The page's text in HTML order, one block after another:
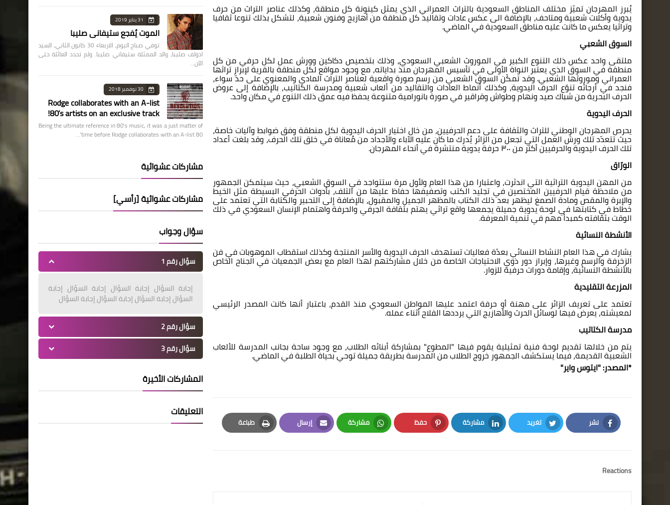
يُبرز المهرجان تميّز مختلف المناطق السعودية بالتراث العمراني الذي يمثل كينونة كل منطقة، وكذلك عناصر التراث من حرف
يدوية وأكلات شعبية ومتاحف، بالإضافة الى عكس عادات وتقاليد كل منطقة من أهازيج وفنون شعبية، لتشكل بذلك تنوعا ثقافيا
وتراثيا يعكس ما كانت عليه مناطق السعودية في الماضي.
السوق الشعبي
ملتقى واحد عكس ذلك التنوع الكبير في الموروث الشعبي السعودي، وذلك بتخصيص دكاكين وورش عمل لكل حرفي من كل
منطقة في السوق الذي يعتبر النواة الأولى في تأسيس المهرجان منذ بداياته، مع وجود مواقع لكل منطقة بالقرية لإبراز تراثها
العمراني وموروثها الشعبي. وقد تمكّن السوق الشعبي من رسم صورة واقعية لعناصر التراث المادي والمعنوي على حدّ سواء،
فنجد في أرجائه تنوّع الحرف اليدوية، وكذلك أنماط العادات والتقاليد من ألعاب شعبية ومدرسة الكتاتيب، بالإضافة إلى عروض
الحرف البحرية من شباك صيد ونهام وطواش وقراقير في صورة بانورامية متنوعة يحفظ فيه عمق ذلك التنوع في مكان واحد.
الحرف اليدوية
يحرص المهرجان الوطني للتراث والثقافة على دعم الحرفيين، من خال اختيار الحرف اليدوية لكل منطقة وفق ضوابط وآليات خاصة،
حيث تتعدّد تلك ورش العمل التي تجعل من الزائر يُدرك ما كان عليه الآباء والأجداد من مُعاناة في خلق تلك الحرف، وقد بلغت أعداد
تلك الحرف اليدوية والحرفيين أكثر من ٣٠٠ حرفة يدوية منتشرة في أنحاء المهرجان.
الورّاق
من المهن اليدوية التراثية التي اندثرت، واعتبارا من هذا العام ولأول مرة ستتواجد في السوق الشعبي، حيث سيتمكن الجمهور
من ملاحظة قيام الحرفيين المختصين في تجليد الكتب وتصفيفها حفاظ عليها من التلف، بأدوات الحرفي البسيطة مثل الخيط
والإبرة والمقص ومادة الصمغ ليظهر بعد ذلك الكتاب بالمظهر الجميل والمقبول، بالإضافة إلى التحبير والكتابة التي تعتمد على
خطاط في كتابتها في لوحة يدوية جميلة يجمعها واقع تراثي يهتم بثقافة الحِرفي والحرفة واهتمام الإنسان السعودي في ذلك
الوقت بثقافته كمبدأ مهم في تنمية المعرفة.
الأنشطة النسائية
يشارك في هذا العام النشاط النسائي بعدّة فعاليات تستهدف الحرف اليدوية والأسر المنتجة وكذلك استقطاب الموهوبات في فن
الزخرفة والرسم وغيرها، وإبراز دور ذوي الاحتياجات الخاصة من خلال مشاركتهم لهذا العام مع بعض الجمعيات في الجناح الخاص
بالأنشطة النسائية، وإقامة دورات حرفية للزوار.
المزرعة التقليدية
تعتمد على تعريف الزائر على مهنة أو حرفة اعتمد عليها المواطن السعودي منذ القدم، باعتبار أنها كانت المصدر الرئيسي
لمعيشته، يعرض فيها لوسائل الحرث والأهازيج التي يرددها الفلاح أثناء عمله.
مدرسة الكتاتيب
يتم من خلالها تقديم لوحة فنية تمثيلية يقوم فيها "المطوع" بمشاركة أبنائه الطلاب، مع وجود ساحة بجانب المدرسة للألعاب
الشعبية القديمة، فيما يستكشف الجمهور خروج الطلاب من المدرسة بطريقة جميلة توحي بحياة الطلبة في الماضي.
*المصدر: "ايتوس واير"
نشر
Facebook
تغريد
Twitter
مشاركة
LinkedIn
حفظ
Pinterest
مشاركة
Whatsapp
إرسال
Email
طباعة
Print
Reactions
31 يناير 2019
الموت يُفجع ستيفاني صليبا
توفي صباح اليوم، الاربعاء 30 كانون الثاني، السيد
ادولف صليبا، والد الممثلة ستيفاني صليبا. ولم تحدد العائلة حتى
الآن…
30 نوفمبر 2018
Rodge collaborates with an A-list
80’s artists on an exclusive track!
Being the ultimate reference in 80’s music, it was a just matter of
time before Rodge collaborates with an A-list 80’…
مشاركات عشوائية
مشاركات عشوائية [رأسي]
سؤال وجواب
سؤال رقم 1
إجابة السؤال إجابة السؤال إجابة السؤال إجابة
السؤال إجابة السؤال إجابة السؤال إجابة السؤال
سؤال رقم 2
سؤال رقم 3
المشاركات الأخيرة
التعليقات